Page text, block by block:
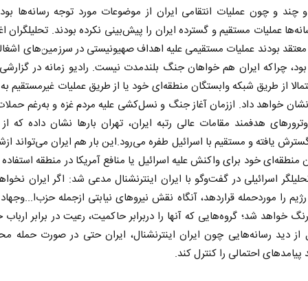
چند و چون عملیات انتقامی ایران از موضوعات مورد توجه رسانه‌ها
عملیات مستقیم و گسترده ایران را پیش‌بینی نکرده بودند. تحلیلگران
معتقد بودند عملیات مستقیمی علیه اهداف صهیونیستی در سرزمین‌های
چراکه ایران هم خواهان جنگ بلندمدت نیست. رادیو زمانه در
از طریق شبکه وابستگان منطقه‌ای خود یا از طریق عملیات غیرمستقیم
خواهد داد. اززمان آغاز جنگ و نسل‌کشی علیه مردم غزه و به‌رغم
هدفمند مقامات عالی رتبه ایران، تهران بارها نشان داده که
یافته و مستقیم با اسرائیل طفره می‌رود.این بار هم ایران می‌تواند
منطقه‌ای خود برای واکنش علیه اسرائیل یا منافع آمریکا در منطقه استفاده
اسرائیلی در گفت‌وگو با ایران اینترنشنال مدعی شد: اگر ایران
را موردحمله قراردهد، آنگاه نقش نیروهای نیابتی ازجمله
خواهد شد‌؛ گروه‌هایی که آنها را دربرابر حاکمیت، رعیت در برابر ارباب
از دید رسانه‌هایی چون ایران اینترنشنال، ایران حتی در صورت حمله
پیامدهای احتمالی را کنترل کند.